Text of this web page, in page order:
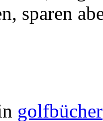
sparen
golfbücher